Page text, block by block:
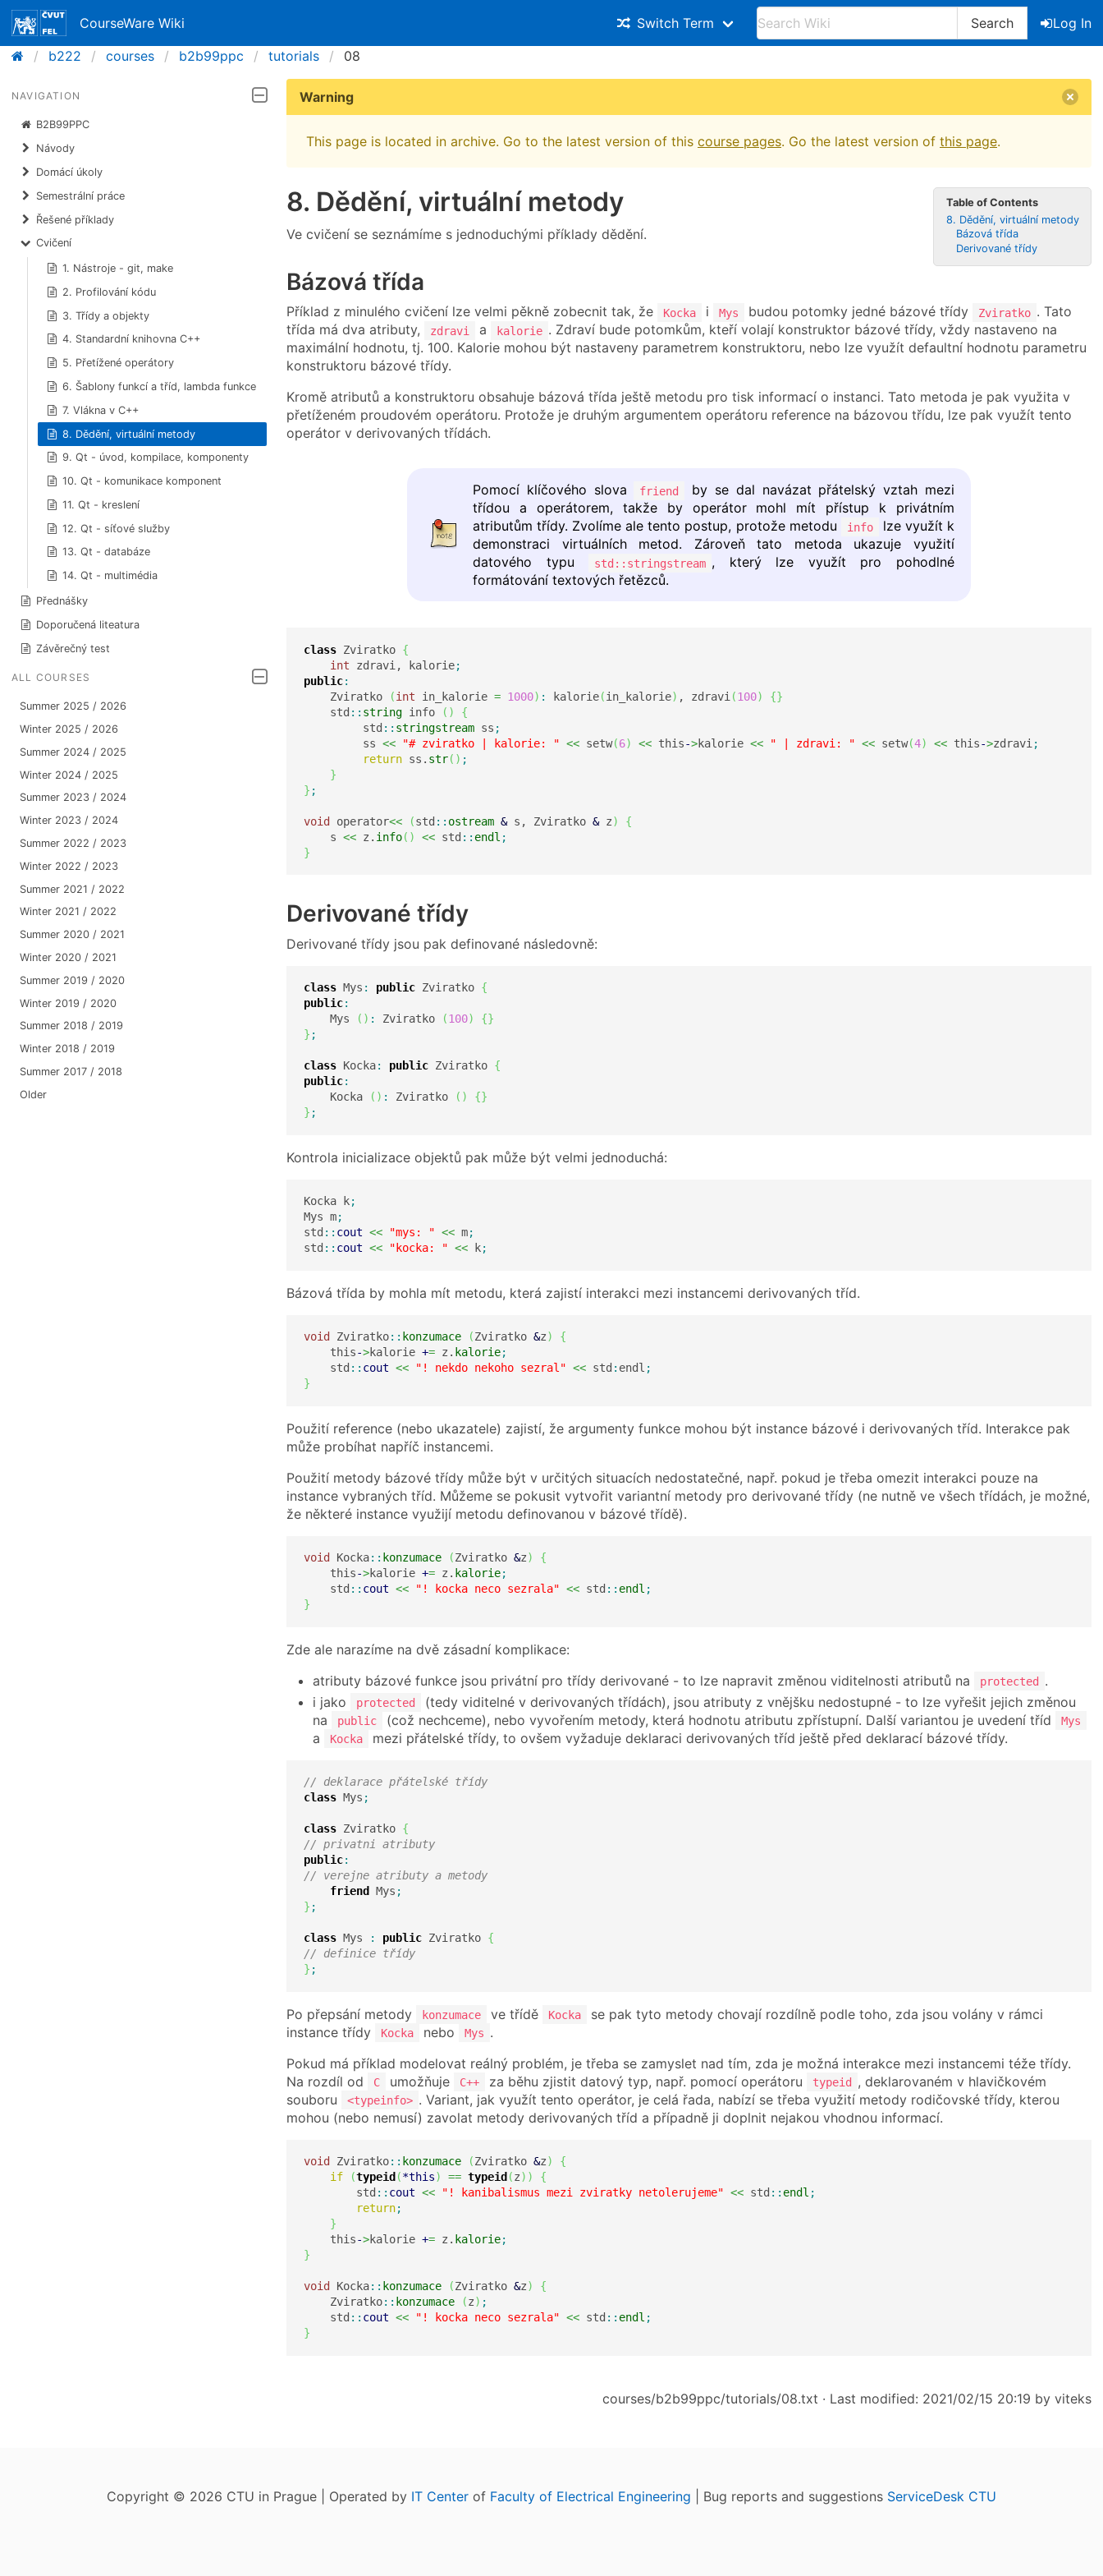
CourseWare Wiki Switch Term Search
Log In
b222
courses b2b99ppc tutorials 08
NAVIGATION
B2B99PPC
Návody
Domácí úkoly
Semestrální práce
Řešené příklady
Cvičení
1. Nástroje - git, make
2. Profilování kódu
3. Třídy a objekty
4. Standardní knihovna C++
5. Přetížené operátory
6. Šablony funkcí a tříd, lambda funkce
7. Vlákna v C++
8. Dědění, virtuální metody
9. Qt - úvod, kompilace, komponenty
10. Qt - komunikace komponent
11. Qt - kreslení
12. Qt - síťové služby
13. Qt - databáze
14. Qt - multimédia
Přednášky
Doporučená liteatura
Závěrečný test
ALL COURSES
Summer 2025 / 2026
Winter 2025 / 2026
Summer 2024 / 2025
Winter 2024 / 2025
Summer 2023 / 2024
Winter 2023 / 2024
Summer 2022 / 2023
Winter 2022 / 2023
Summer 2021 / 2022
Winter 2021 / 2022
Summer 2020 / 2021
Winter 2020 / 2021
Summer 2019 / 2020
Winter 2019 / 2020
Summer 2018 / 2019
Winter 2018 / 2019
Summer 2017 / 2018
Older
Warning
This page is located in archive. Go to the latest version of this course pages. Go the latest version of this page.
Table of Contents
8. Dědění, virtuální metody
Bázová třída
Derivované třídy
8. Dědění, virtuální metody
Ve cvičení se seznámíme s jednoduchými příklady dědění.
Bázová třída
Příklad z minulého cvičení lze velmi pěkně zobecnit tak, že Kocka i Mys budou potomky jedné bázové třídy Zviratko . Tato
třída má dva atributy,
zdravi a kalorie . Zdraví bude potomkům, kteří volají konstruktor bázové třídy, vždy nastaveno na
maximální hodnotu, tj. 100. Kalorie mohou být nastaveny parametrem konstruktoru, nebo lze využít defaultní hodnotu parametru
konstruktoru bázové třídy.
Kromě atributů a konstruktoru obsahuje bázová třída ještě metodu pro tisk informací o instanci. Tato metoda je pak využita v
přetíženém proudovém operátoru. Protože je druhým argumentem operátoru reference na bázovou třídu, lze pak využít tento
operátor v derivovaných třídách.
Pomocí klíčového slova friend
by se dal navázat přátelský vztah mezi
třídou a operátorem, takže by operátor mohl mít přístup k privátním
atributům třídy. Zvolíme ale tento postup, protože metodu
info
lze využít k
demonstraci virtuálních metod. Zároveň tato metoda ukazuje využití
datového typu
std::stringstream , který lze využít pro pohodlné
formátování textových řetězců.
class Zviratko {
int zdravi, kalorie;
public:
    Zviratko
(int in_kalorie = 1000) : kalorie(in_kalorie) , zdravi (100) {}
    std
:: string info ( )
{
         std
:: stringstream ss ;
         ss
<< "# zviratko | kalorie: " << setw(6) << this->kalorie << " | zdravi: " << setw(4) << this->zdravi ;
return ss. str( ) ;
}
} ;
void operator<< (std :: ostream & s, Zviratko & z)
{
    s
<< z. info( ) << std :: endl ;
}
Derivované třídy
Derivované třídy jsou pak definované následovně:
class Mys : public Zviratko {
public:
    Mys
( ) : Zviratko (100) {}
} ;
class Kocka: public Zviratko {
public:
    Kocka
( ) : Zviratko ( ) {}
} ;
Kontrola inicializace objektů pak může být velmi jednoduchá:
Kocka k;
Mys m;
std :: cout << "mys: " << m;
std :: cout << "kocka: " << k;
Bázová třída by mohla mít metodu, která zajistí interakci mezi instancemi derivovaných tříd.
void Zviratko:: konzumace (Zviratko &z)
{
    this
->kalorie += z. kalorie;
    std
:: cout << "! nekdo nekoho sezral" << std : endl ;
}
Použití reference (nebo ukazatele) zajistí, že argumenty funkce mohou být instance bázové i derivovaných tříd. Interakce pak
může probíhat napříč instancemi.
Použití metody bázové třídy může být v určitých situacích nedostatečné, např. pokud je třeba omezit interakci pouze na
instance vybraných tříd. Můžeme se pokusit vytvořit variantní metody pro derivované třídy (ne nutně ve všech třídách, je možné,
že některé instance využijí metodu definovanou v bázové třídě).
void Kocka:: konzumace (Zviratko &z)
{
    this
->kalorie += z. kalorie;
    std
:: cout << "! kocka neco sezrala" << std :: endl ;
}
Zde ale narazíme na dvě zásadní komplikace:
atributy bázové funkce jsou privátní pro třídy derivované - to lze napravit změnou viditelnosti atributů na
protected
.
i jako
protected
(tedy viditelné v derivovaných třídách), jsou atributy z vnějšku nedostupné - to lze vyřešit jejich změnou
na
public (což nechceme), nebo vyvořením metody, která hodnotu atributu zpřístupní. Další variantou je uvedení tříd Mys
a Kocka mezi přátelské třídy, to ovšem vyžaduje deklaraci derivovaných tříd ještě před deklarací bázové třídy.
// deklarace přátelské třídy
class Mys ;
class Zviratko {
// privatni atributy
public:
// verejne atributy a metody
friend
Mys ;
} ;
class Mys : public Zviratko {
// definice třídy
} ;
Po přepsání metody konzumace ve třídě Kocka
se pak tyto metody chovají rozdílně podle toho, zda jsou volány v rámci
instance třídy
Kocka nebo Mys .
Pokud má příklad modelovat reálný problém, je třeba se zamyslet nad tím, zda je možná interakce mezi instancemi téže třídy.
Na rozdíl od
C umožňuje C++ za běhu zjistit datový typ, např. pomocí operátoru typeid
, deklarovaném v hlavičkovém
souboru
<typeinfo> . Variant, jak využít tento operátor, je celá řada, nabízí se třeba využití metody rodičovské třídy, kterou
mohou (nebo nemusí) zavolat metody derivovaných tříd a případně ji doplnit nejakou vhodnou informací.
void Zviratko:: konzumace (Zviratko &z)
{
if
(typeid (*this) == typeid (z) )
{
        std
:: cout << "! kanibalismus mezi zviratky netolerujeme" << std :: endl ;
return;
}
    this
->kalorie += z. kalorie;
}
void Kocka:: konzumace (Zviratko &z)
{
    Zviratko
:: konzumace (z) ;
    std
:: cout << "! kocka neco sezrala" << std :: endl ;
}
courses/b2b99ppc/tutorials/08.txt · Last modified: 2021/02/15 20:19 by viteks
Copyright © 2026 CTU in Prague | Operated by IT Center of Faculty of Electrical Engineering | Bug reports and suggestions ServiceDesk CTU